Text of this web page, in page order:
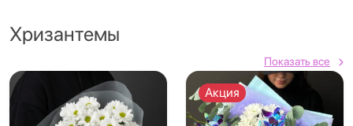
Хризантемы
Показать все
Акция